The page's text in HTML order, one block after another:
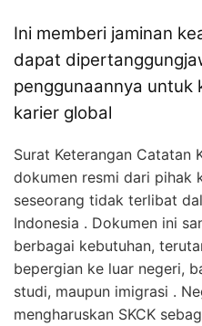
Ini memberi jaminan
dapat
penggunaannya untuk
karier global
Surat Keterangan Catatan
dokumen resmi dari pihak
seseorang tidak terlibat
Indonesia . Dokumen ini
berbagai kebutuhan,
bepergian ke luar negeri,
studi, maupun imigrasi .
mengharuskan SKCK